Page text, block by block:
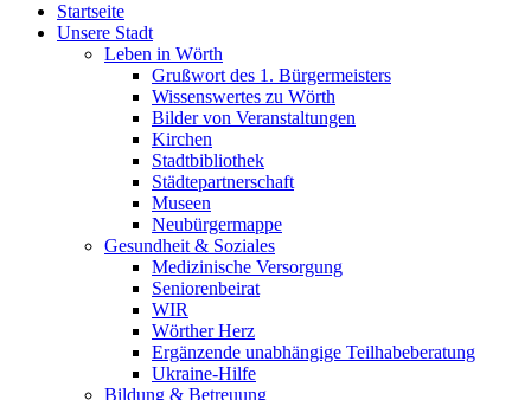
Startseite
Unsere Stadt
Leben in Wörth
Grußwort des 1. Bürgermeisters
Wissenswertes zu Wörth
Bilder von Veranstaltungen
Kirchen
Stadtbibliothek
Städtepartnerschaft
Museen
Neubürgermappe
Gesundheit & Soziales
Medizinische Versorgung
Seniorenbeirat
WIR
Wörther Herz
Ergänzende unabhängige Teilhabeberatung
Ukraine-Hilfe
Bildung & Betreuung